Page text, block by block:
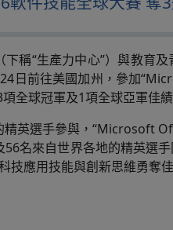
稱“生產力中心”）與教育
日前往美國加州，參加
全球冠軍及1項全球亞軍佳
英選手參與，“Microsoft
56名來自世界各地的精英選
技應用技能與創新思維勇奪